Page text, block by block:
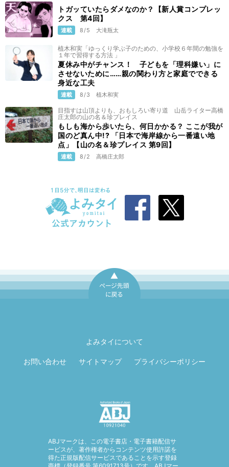
トガッていたらダメなのか？【新人賞コンプレッ
クス 第4回】
連載 8/5 大滝瓶太
植木和実「ゆっくり学ぶ子のための、小学校６年間の勉強を
１年で習得する方法 」
夏休み中がチャンス！ 子どもを「理科嫌い」に
させないために……親の関わり方と家庭でできる
身近な工夫
連載 8/3 植木和実
目指すは山頂よりも、おもしろい寄り道 山岳ライター高橋
庄太郎の山の名＆珍プレイス
もしも海から歩いたら、何日かかる？ ここが我が
国のど真ん中!? 「日本で海岸線から一番遠い地
点」【山の名＆珍プレイス 第9回】
連載 8/2 高橋庄太郎
よみタイについて
お問い合わせ サイトマップ プライバシーポリシー
ABJマークは、この電子書店・電子書籍配信サ
ービスが、著作権者からコンテンツ使用許諾を
得た正規版配信サービスであることを示す登録